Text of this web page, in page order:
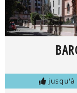
jusqu'à